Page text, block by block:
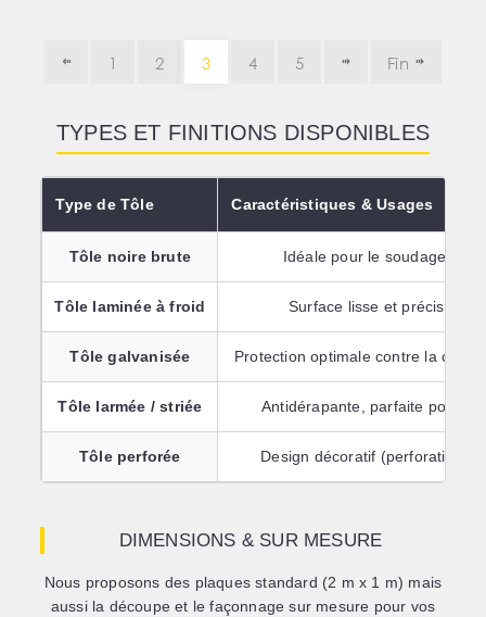
1 2 3 4 5 Fin
TYPES ET FINITIONS DISPONIBLES
Type de Tôle Caractéristiques & Usages
Tôle noire brute Idéale pour le soudage.
Tôle laminée à froid Surface lisse et précise
Tôle galvanisée Protection optimale contre la
Tôle larmée / striée Antidérapante, parfaite pour
Tôle perforée Design décoratif (perforations
DIMENSIONS & SUR MESURE
Nous proposons des plaques standard (2 m x 1 m) mais
aussi la découpe et le façonnage sur mesure pour vos